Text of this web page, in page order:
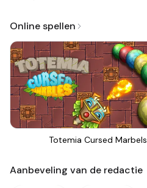
Online spellen
Totemia Cursed Marbels
Aanbeveling van de redactie